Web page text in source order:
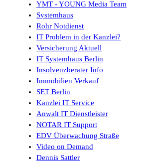
YMT - YOUNG Media Team
Systemhaus
Rohr Notdienst
IT Problem in der Kanzlei?
Versicherung Aktuell
IT Systemhaus Berlin
Insolvenzberater Info
Immobilien Verkauf
SET Berlin
Kanzlei IT Service
Anwalt IT Dienstleister
NOTAR IT Support
EDV Überwachung Straße
Video on Demand
Dennis Sattler